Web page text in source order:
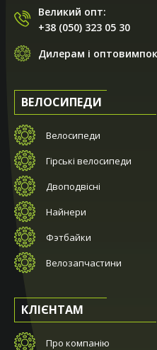
Великий опт:
+38 (050) 323 05 30
Дилерам і
ВЕЛОСИПЕДИ
Велосипеди
Гірські велосипеди
Двоподвісні
Найнери
Фэтбайки
Велозапчастини
КЛІЄНТАМ
Про компанію